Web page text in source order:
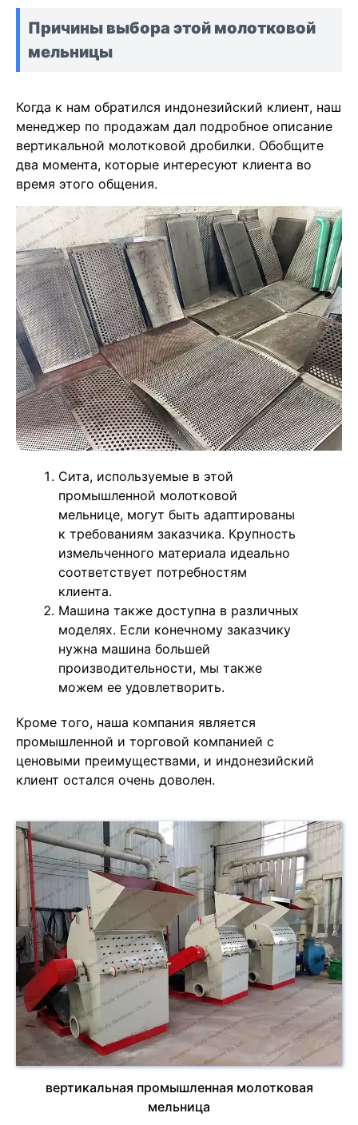
Причины выбора этой молотковой
мельницы
Когда к нам обратился индонезийский клиент, наш
менеджер по продажам дал подробное описание
вертикальной молотковой дробилки. Обобщите
два момента, которые интересуют клиента во
время этого общения.
Сита, используемые в этой
промышленной молотковой
мельнице, могут быть адаптированы
к требованиям заказчика. Крупность
измельченного материала идеально
соответствует потребностям
клиента.
Машина также доступна в различных
моделях. Если конечному заказчику
нужна машина большей
производительности, мы также
можем ее удовлетворить.
Кроме того, наша компания является
промышленной и торговой компанией с
ценовыми преимуществами, и индонезийский
клиент остался очень доволен.
вертикальная промышленная молотковая
мельница